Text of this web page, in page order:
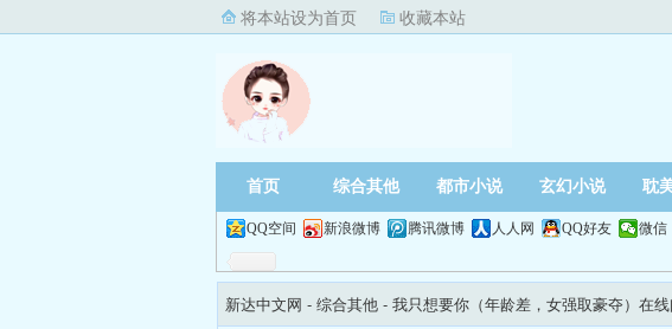
将本站设为首页 收藏本站
首页 综合其他 都市小说 玄幻小说 耽
QQ空间 新浪微博 腾讯微博 人人网 QQ好友 微信
新达中文网 - 综合其他 - 我只想要你（年龄差，女强取豪夺）在